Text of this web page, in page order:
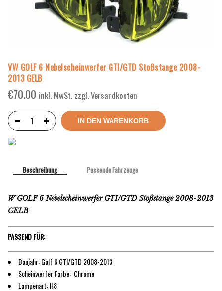
VW GOLF 6 Nebelscheinwerfer GTI/GTD Stoßstange 2008-
2013 GELB
€70.00 inkl. MwSt. zzgl. Versandkosten
IN DEN WARENKORB
Beschreibung Passende Fahrzeuge
W GOLF 6 Nebelscheinwerfer GTI/GTD Stoßstange 2008-2013
GELB
PASSEND FÜR:
Baujahr: Golf 6 GTI/GTD 2008-2013
Scheinwerfer Farbe: Chrome
Lampenart: H8